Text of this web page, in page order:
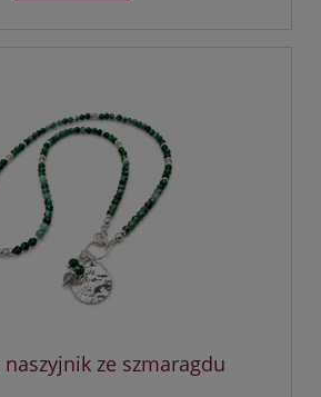
ze szmaragdu